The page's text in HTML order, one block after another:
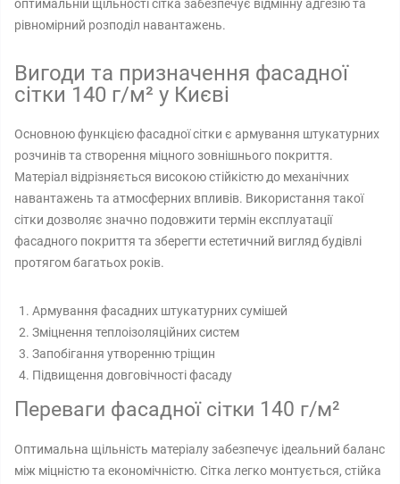
оптимальній щільності сітка забезпечує відмінну адгезію та
рівномірний розподіл навантажень.
Вигоди та призначення фасадної
сітки 140 г/м² у Києві
Основною функцією фасадної сітки є армування штукатурних
розчинів та створення міцного зовнішнього покриття.
Матеріал відрізняється високою стійкістю до механічних
навантажень та атмосферних впливів. Використання такої
сітки дозволяє значно подовжити термін експлуатації
фасадного покриття та зберегти естетичний вигляд будівлі
протягом багатьох років.
Армування фасадних штукатурних сумішей
Зміцнення теплоізоляційних систем
Запобігання утворенню тріщин
Підвищення довговічності фасаду
Переваги фасадної сітки 140 г/м²
Оптимальна щільність матеріалу забезпечує ідеальний баланс
між міцністю та економічністю. Сітка легко монтується, стійка